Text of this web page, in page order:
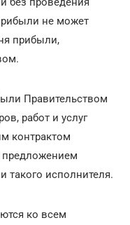
не может
прибыли,
Правительством
работ и услуг
контрактом
предложением
такого исполнителя.
ко всем